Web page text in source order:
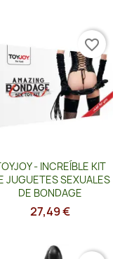
Vista rápida
- INCREÍBLE KIT
JUGUETES SEXUALES
DE BONDAGE
27,49 €
favorite_border